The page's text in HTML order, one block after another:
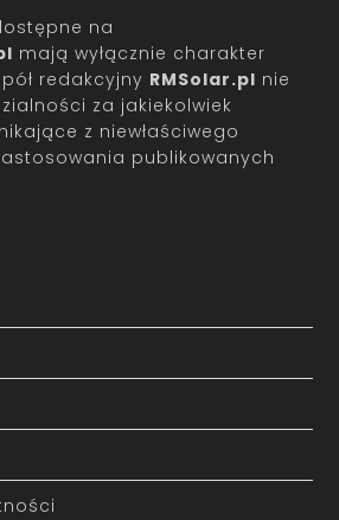
na
mają wyłącznie charakter
redakcyjny RMSolar.pl nie
za jakiekolwiek
z niewłaściwego
publikowanych